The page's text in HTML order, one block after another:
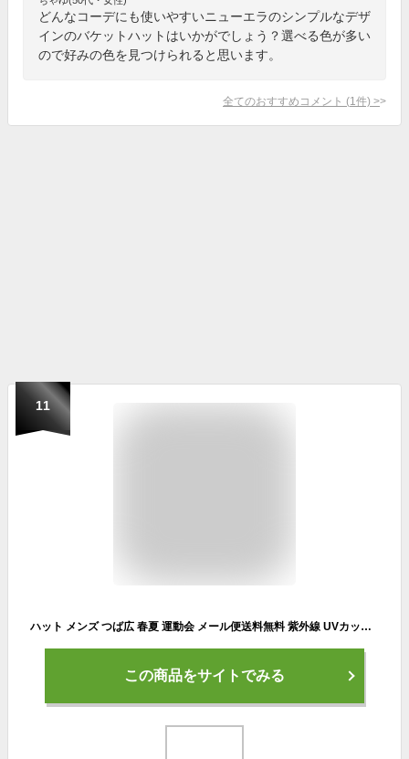
どんなコーデにも使いやすいニューエラのシンプルなデザ
インのバケットハットはいかがでしょう？選べる色が多い
ので好みの色を見つけられると思います。
全てのおすすめコメント (1 件) >
11
ハット メンズ つば広 春夏 運動会 メール便送料無料 紫外線 UVカット ハット 帽子 大きいサイズ シンプル コットン 紫外線 洗濯可 深い 大きめ サイズ調整 男性 深め キャンプ 秋冬 バケハ【Simple Bucket Hat】
この商品をサイトでみる